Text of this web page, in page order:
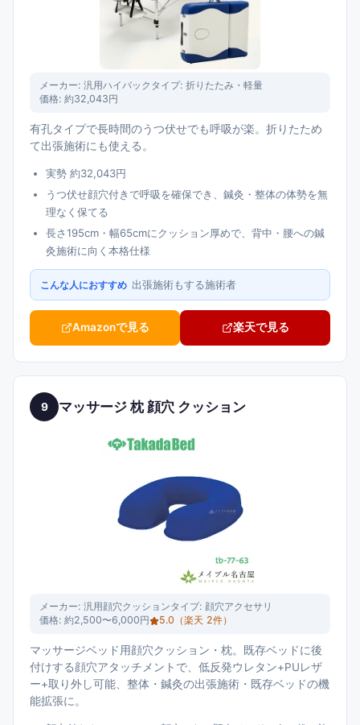
メーカー: 汎用ハイバック タイプ: 折りたたみ・軽量
価格: 約32,043円
有孔タイプで長時間のうつ伏せでも呼吸が楽。折りたため
て出張施術にも使える。
実勢 約32,043円
うつ伏せ顔穴付きで呼吸を確保でき、鍼灸・整体の体勢を無
理なく保てる
長さ195cm・幅65cmにクッション厚めで、背中・腰への鍼
灸施術に向く本格仕様
こんな人におすすめ 出張施術もする施術者
Amazonで見る 楽天で見る
9 マッサージ 枕 顔穴 クッション
メーカー: 汎用顔穴クッションタイプ: 顔穴アクセサリ
価格: 約2,500〜6,000円 5.0 （楽天 2件）
マッサージベッド用顔穴クッション・枕。既存ベッドに後
付けする顔穴アタッチメントで、低反発ウレタン+PUレザ
ー+取り外し可能、整体・鍼灸の出張施術・既存ベッドの機
能拡張に。